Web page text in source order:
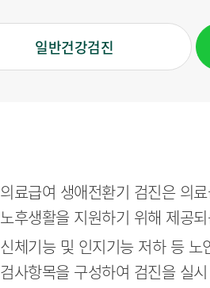
일반건강검진
의료급여 생애전환기 검진은 의
노후생활을 지원하기 위해 제공
신체기능 및 인지기능 저하 등 노
검사항목을 구성하여 검진을 실시